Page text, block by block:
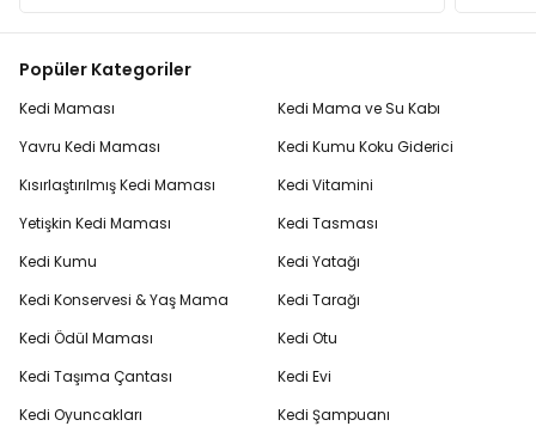
Popüler Kategoriler
Kedi Maması
Yavru Kedi Maması
Kısırlaştırılmış Kedi Maması
Yetişkin Kedi Maması
Kedi Kumu
Kedi Konservesi & Yaş Mama
Kedi Ödül Maması
Kedi Taşıma Çantası
Kedi Oyuncakları
Kedi Mama ve Su Kabı
Kedi Kumu Koku Giderici
Kedi Vitamini
Kedi Tasması
Kedi Yatağı
Kedi Tarağı
Kedi Otu
Kedi Evi
Kedi Şampuanı